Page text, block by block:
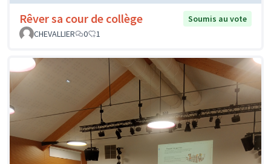
Rêver sa cour de collège
Soumis au vote
CHEVALLIER
0 1